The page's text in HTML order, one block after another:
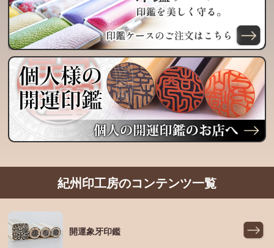
紀州印工房のコンテンツ一覧
開運象牙印鑑